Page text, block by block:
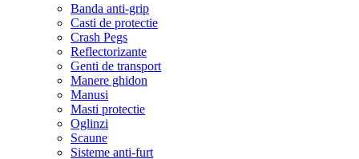
Banda anti-grip
Casti de protectie
Crash Pegs
Reflectorizante
Genti de transport
Manere ghidon
Manusi
Masti protectie
Oglinzi
Scaune
Sisteme anti-furt